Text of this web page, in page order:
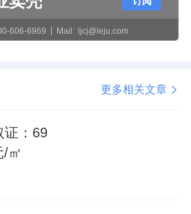
60万㎡的龙东公园（在建）
606-6969 Mail: ljcj@leju.com
更多相关文章
证：69
㎡